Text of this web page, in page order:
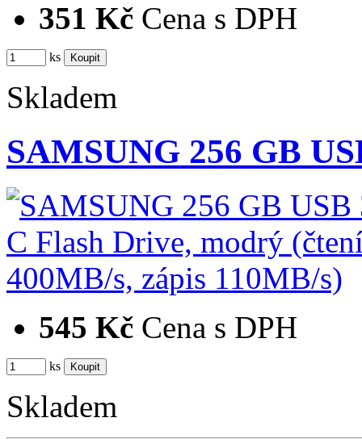
351 Kč Cena s DPH
ks
Skladem
SAMSUNG 256 GB
545 Kč Cena s DPH
ks
Skladem